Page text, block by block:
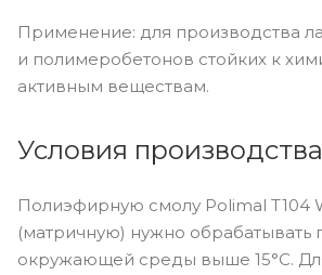
Применение: для производства
и полимеробетонов стойких к
активным веществам.
Условия производства
Полиэфирную смолу Polimal T104
(матричную) нужно обрабатывать
окружающей среды выше 15°С.